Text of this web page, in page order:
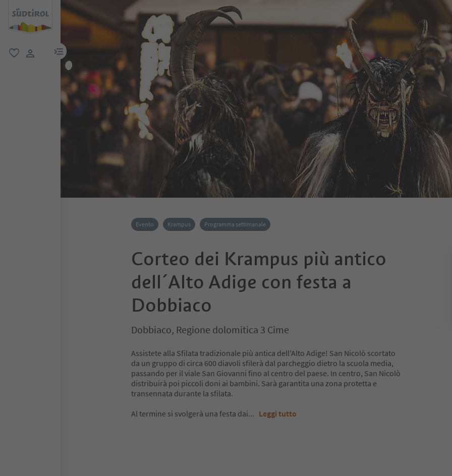
menu link
Evento Krampus Programma settimanale
Corteo dei Krampus più antico
dell´Alto Adige con festa a
Dobbiaco
Dobbiaco, Regione dolomitica 3 Cime
Assistete alla Sfilata tradizionale più antica dell'Alto Adige! San Nicolò scortato
da un gruppo di circa 600 diavoli sfilerà dal parcheggio dietro la scuola media,
passando per il viale San Giovanni fino al centro del paese. In centro, San Nicolò
distribuirà poi piccoli doni ai bambini. Sarà garantita una zona protetta e
transennata durante la sfilata.
Al termine si svolgerà una festa dai... Leggi tutto